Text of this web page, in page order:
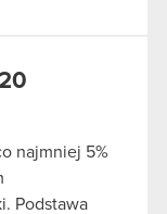
najmniej 5%
Podstawa